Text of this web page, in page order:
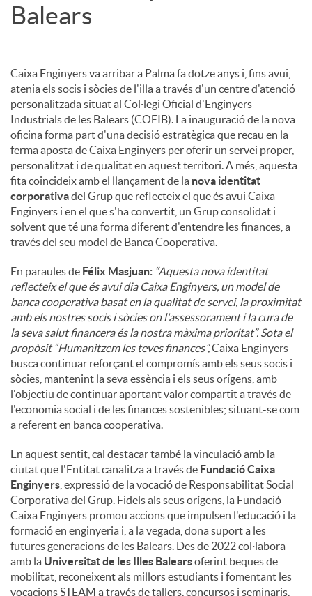
Balears
Caixa Enginyers va arribar a Palma fa dotze anys i, fins avui,
atenia els socis i sòcies de l'illa a través d'un centre d'atenció
personalitzada situat al Col·legi Oficial d'Enginyers
Industrials de les Balears (COEIB). La inauguració de la nova
oficina forma part d'una decisió estratègica que recau en la
ferma aposta de Caixa Enginyers per oferir un servei proper,
personalitzat i de qualitat en aquest territori. A més, aquesta
fita coincideix amb el llançament de la nova identitat
corporativadel Grup que reflecteix el que és avui Caixa
Enginyers i en el que s'ha convertit, un Grup consolidat i
solvent que té una forma diferent d'entendre les finances, a
través del seu model de Banca Cooperativa.
En paraules de Félix Masjuan: “Aquesta nova identitat
reflecteix el que és avui dia Caixa Enginyers, un model de
banca cooperativa basat en la qualitat de servei, la proximitat
amb els nostres socis i sòcies on l'assessorament i la cura de
la seva salut financera és la nostra màxima prioritat”. Sota el
propòsit “Humanitzem les teves finances”,Caixa Enginyers
busca continuar reforçant el compromís amb els seus socis i
sòcies, mantenint la seva essència i els seus orígens, amb
l'objectiu de continuar aportant valor compartit a través de
l'economia social i de les finances sostenibles; situant-se com
a referent en banca cooperativa.
En aquest sentit, cal destacar també la vinculació amb la
ciutat que l'Entitat canalitza a través de Fundació Caixa
Enginyers , expressió de la vocació de Responsabilitat Social
Corporativa del Grup. Fidels als seus orígens, la Fundació
Caixa Enginyers promou accions que impulsen l'educació i la
formació en enginyeria i, a la vegada, dona suport a les
futures generacions de les Balears. Des de 2022 col·labora
amb la Universitat de les Illes Balearsoferint beques de
mobilitat, reconeixent als millors estudiants i fomentant les
vocacions STEAM a través de tallers, concursos i seminaris,